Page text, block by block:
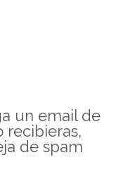
un email de
recibieras,
de spam